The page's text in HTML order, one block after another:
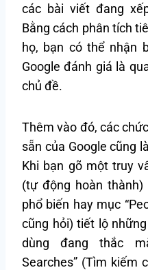
các bài viết đang
Bằng cách phân tích
họ, bạn có thể nhận
Google đánh giá là
chủ đề.
Thêm vào đó, các
sẵn của Google cũng
Khi bạn gõ một truy
(tự động hoàn
phổ biến hay mục
cũng hỏi) tiết lộ
dùng đang thắc
Searches” (Tìm kiếm